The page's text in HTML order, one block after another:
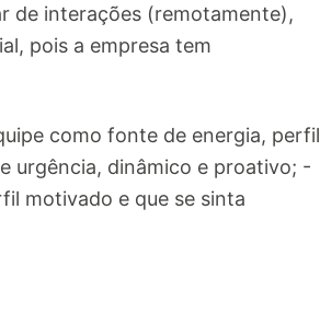
de interações (remotamente),
pois a empresa tem
como fonte de energia, perfil
urgência, dinâmico e proativo; -
motivado e que se sinta